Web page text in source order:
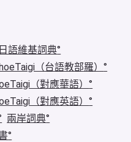
日語維基詞典
（台語教部羅）
（對應華語）
（對應英語）
兩岸詞典